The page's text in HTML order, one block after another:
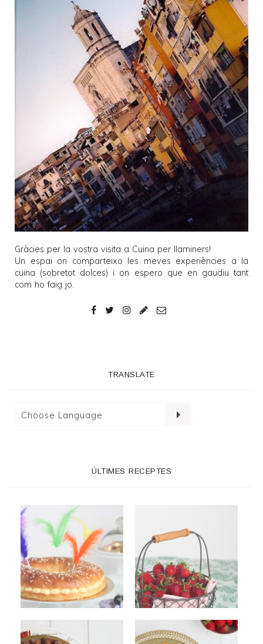
Gràcies per la vostra visita a Cuina per llaminers!
Un espai on comparteixo les meves experiències a la
cuina (sobretot dolces) i on espero que en gaudiu tant
com ho faig jo.
TRANSLATE
ÚLTIMES RECEPTES